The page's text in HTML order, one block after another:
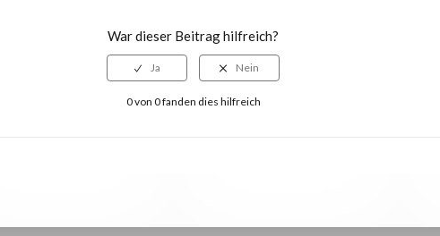
War dieser Beitrag hilfreich?
0 von 0 fanden dies hilfreich